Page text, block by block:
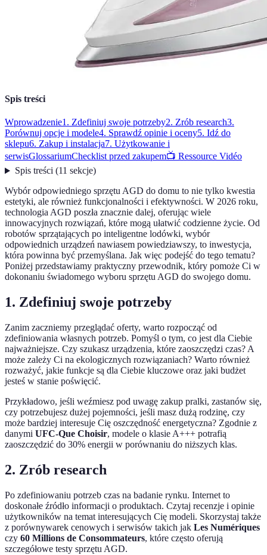
Spis treści
Wprowadzenie1. Zdefiniuj swoje potrzeby2. Zrób research3.
Porównuj opcje i modele4. Sprawdź opinie i oceny5. Idź do
sklepu6. Zakup i instalacja7. Użytkowanie i
serwisGlossariumChecklist przed zakupem📺 Ressource Vidéo
Spis treści(11 sekcje)
Wybór odpowiedniego sprzętu AGD do domu to nie tylko kwestia
estetyki, ale również funkcjonalności i efektywności. W 2026 roku,
technologia AGD poszła znacznie dalej, oferując wiele
innowacyjnych rozwiązań, które mogą ułatwić codzienne życie. Od
robotów sprzątających po inteligentne lodówki, wybór
odpowiednich urządzeń nawiasem powiedziawszy, to inwestycja,
która powinna być przemyślana. Jak więc podejść do tego tematu?
Poniżej przedstawiamy praktyczny przewodnik, który pomoże Ci w
dokonaniu świadomego wyboru sprzętu AGD do swojego domu.
1. Zdefiniuj swoje potrzeby
Zanim zaczniemy przeglądać oferty, warto rozpocząć od
zdefiniowania własnych potrzeb. Pomyśl o tym, co jest dla Ciebie
najważniejsze. Czy szukasz urządzenia, które zaoszczędzi czas? A
może zależy Ci na ekologicznych rozwiązaniach? Warto również
rozważyć, jakie funkcje są dla Ciebie kluczowe oraz jaki budżet
jesteś w stanie poświęcić.
Przykładowo, jeśli weźmiesz pod uwagę zakup pralki, zastanów się,
czy potrzebujesz dużej pojemności, jeśli masz dużą rodzinę, czy
może bardziej interesuje Cię oszczędność energetyczna? Zgodnie z
danymi UFC-Que Choisir, modele o klasie A+++ potrafią
zaoszczędzić do 30% energii w porównaniu do niższych klas.
2. Zrób research
Po zdefiniowaniu potrzeb czas na badanie rynku. Internet to
doskonałe źródło informacji o produktach. Czytaj recenzje i opinie
użytkowników na temat interesujących Cię modeli. Skorzystaj także
z porównywarek cenowych i serwisów takich jak Les Numériques
czy 60 Millions de Consommateurs, które często oferują
szczegółowe testy sprzętu AGD.